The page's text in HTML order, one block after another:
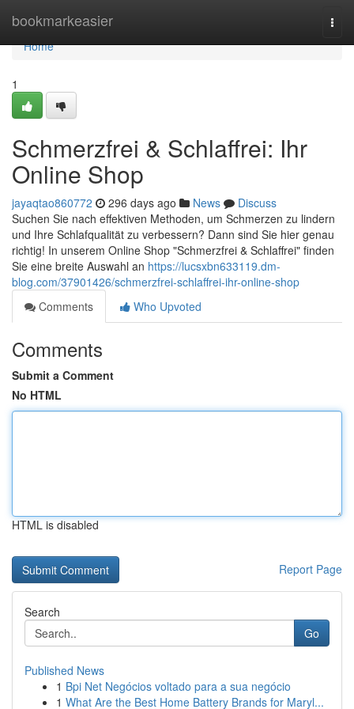
bookmarkeasier
Home
Home
1
Schmerzfrei & Schlaffrei: Ihr
Online Shop
jayaqtao860772 296 days ago News
Discuss
Suchen Sie nach effektiven Methoden, um Schmerzen zu lindern
und Ihre Schlafqualität zu verbessern? Dann sind Sie hier genau
richtig! In unserem Online Shop "Schmerzfrei & Schlaffrei" finden
Sie eine breite Auswahl an https://lucsxbn633119.dm-
blog.com/37901426/schmerzfrei-schlaffrei-ihr-online-shop
Comments
Who Upvoted
Comments
Submit a Comment
No HTML
HTML is disabled
Report Page
Search
Go
Published News
1 Bpi Net Negócios voltado para a sua negócio
1 What Are the Best Home Battery Brands for Maryl...